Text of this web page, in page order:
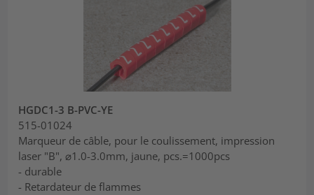
HGDC1-3 B-PVC-YE
515-01024
Marqueur de câble, pour le coulissement, impression
laser "B", ⌀1.0-3.0mm, jaune, pcs.=1000pcs
- durable
- Retardateur de flammes